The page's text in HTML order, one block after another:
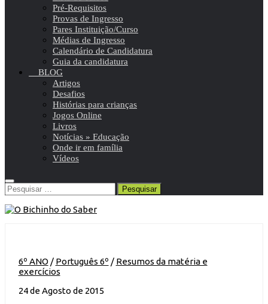
Pré-Requisitos
Provas de Ingresso
Pares Instituição/Curso
Médias de Ingresso
Calendário de Candidatura
Guia da candidatura
BLOG
Artigos
Desafios
Histórias para crianças
Jogos Online
Livros
Notícias » Educação
Onde ir em família
Vídeos
Pesquisar
por:
6º ANO / Português 6º / Resumos da matéria e
exercícios
24 de Agosto de 2015